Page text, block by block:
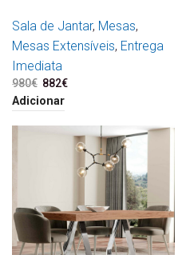
Sala de Jantar, Mesas,
Mesas Extensíveis, Entrega
Imediata
980€ O preço original era:
980€.
882€
Adicionar